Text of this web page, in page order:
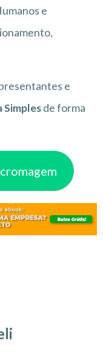
e
e
de forma